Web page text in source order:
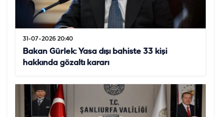
31-07-2026 20:40
Bakan Gürlek: Yasa dışı bahiste 33 kişi
hakkında gözaltı kararı